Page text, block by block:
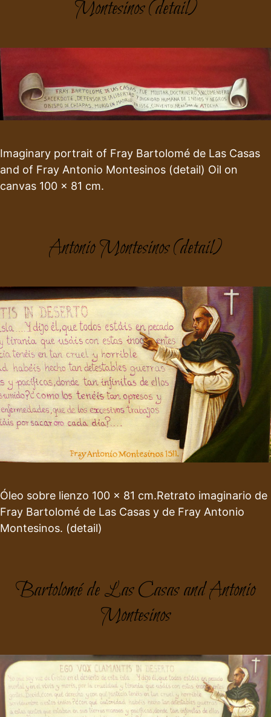
Montesinos (detail)
Imaginary portrait of Fray Bartolomé de Las Casas
and of Fray Antonio Montesinos (detail) Oil on
canvas 100 x 81 cm.
Antonio Montesinos (detail)
Óleo sobre lienzo 100 x 81 cm.Retrato imaginario de
Fray Bartolomé de Las Casas y de Fray Antonio
Montesinos. (detail)
Bartolomé de Las Casas and Antonio
Montesinos